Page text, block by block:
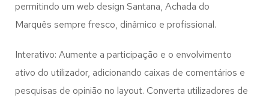
permitindo um web design Santana, Achada do
Marquês sempre fresco, dinâmico e profissional.
Interativo: Aumente a participação e o envolvimento
ativo do utilizador, adicionando caixas de comentários e
pesquisas de opinião no layout. Converta utilizadores de